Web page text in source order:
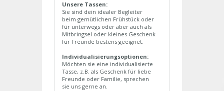
Unsere Tassen:
Sie sind dein idealer Begleiter
beim gemütlichen Frühstück oder
für unterwegs oder aber auch als
Mitbringsel oder kleines Geschenk
für Freunde bestens geeignet.
Individualisierungsoptionen:
Möchten sie eine individualisierte
Tasse, z.B. als Geschenk für liebe
Freunde oder Familie, sprechen
sie uns gerne an.